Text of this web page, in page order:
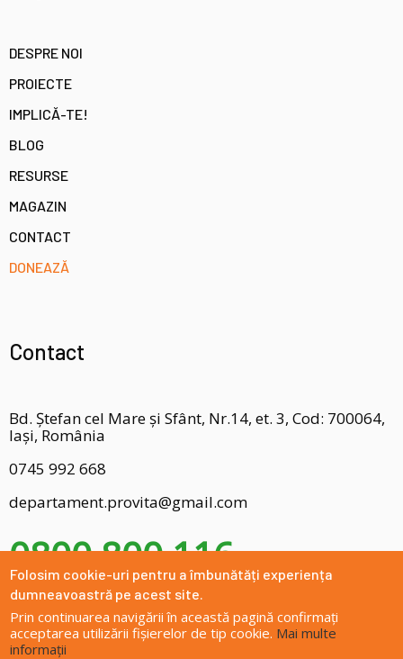
DESPRE NOI
PROIECTE
IMPLICĂ-TE!
BLOG
RESURSE
MAGAZIN
CONTACT
DONEAZĂ
Contact
Bd. Ștefan cel Mare și Sfânt, Nr.14, et. 3, Cod: 700064,
Iași, România
0745 992 668
departament.provita@gmail.com
0800 800 116
Folosim cookie-uri pentru a îmbunătăți experiența
dumneavoastră pe acest site.
Prin continuarea navigării în această pagină confirmați
acceptarea utilizării fișierelor de tip cookie. Mai multe
informații